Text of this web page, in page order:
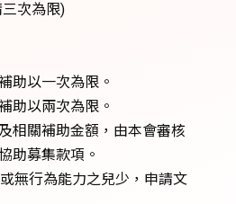
次為限)
助以一次為限。
助以兩次為限。
相關補助金額，由本會審核
助募集款項。
無行為能力之兒少，申請文